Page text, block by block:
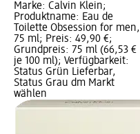
Marke: Calvin Klein;
Produktname: Eau de
Toilette Obsession for men,
75 ml; Preis: 49,90 €;
Grundpreis: 75 ml (66,53 €
je 100 ml); Verfügbarkeit:
Status Grün Lieferbar,
Status Grau dm Markt
wählen